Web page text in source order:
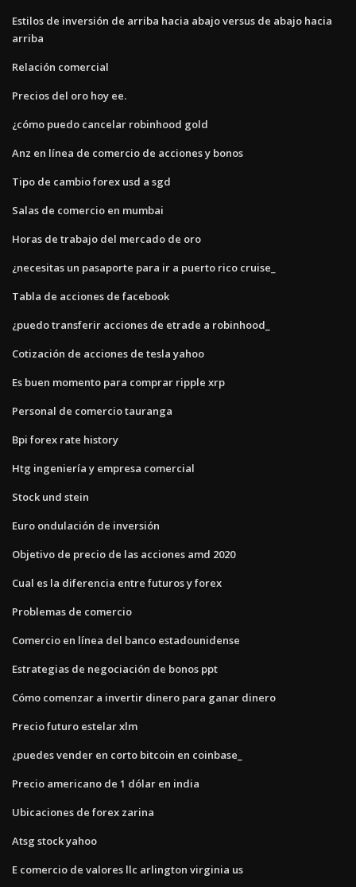
Estilos de inversión de arriba hacia abajo versus de abajo hacia
arriba
Relación comercial
Precios del oro hoy ee.
¿cómo puedo cancelar robinhood gold
Anz en línea de comercio de acciones y bonos
Tipo de cambio forex usd a sgd
Salas de comercio en mumbai
Horas de trabajo del mercado de oro
¿necesitas un pasaporte para ir a puerto rico cruise_
Tabla de acciones de facebook
¿puedo transferir acciones de etrade a robinhood_
Cotización de acciones de tesla yahoo
Es buen momento para comprar ripple xrp
Personal de comercio tauranga
Bpi forex rate history
Htg ingeniería y empresa comercial
Stock und stein
Euro ondulación de inversión
Objetivo de precio de las acciones amd 2020
Cual es la diferencia entre futuros y forex
Problemas de comercio
Comercio en línea del banco estadounidense
Estrategias de negociación de bonos ppt
Cómo comenzar a invertir dinero para ganar dinero
Precio futuro estelar xlm
¿puedes vender en corto bitcoin en coinbase_
Precio americano de 1 dólar en india
Ubicaciones de forex zarina
Atsg stock yahoo
E comercio de valores llc arlington virginia us